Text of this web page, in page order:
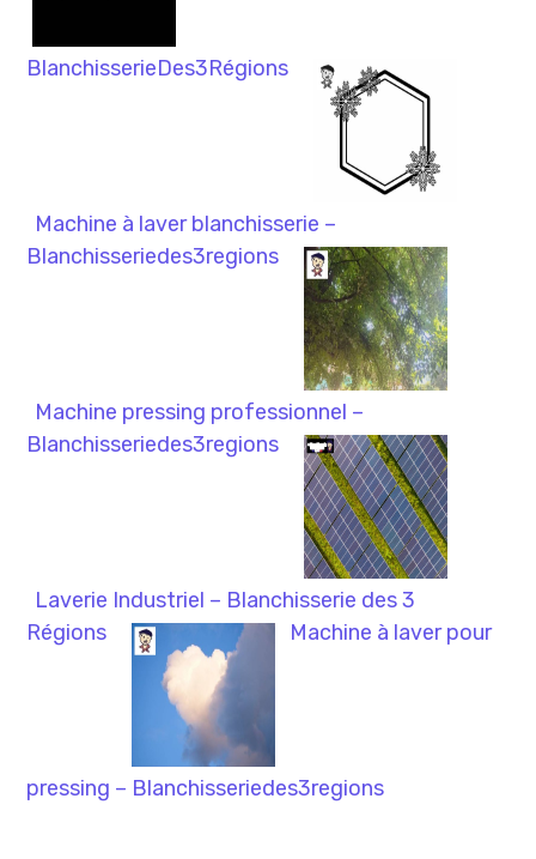
BlanchisserieDes3Régions
Machine à laver blanchisserie –
Blanchisseriedes3regions
Machine pressing professionnel –
Blanchisseriedes3regions
Laverie Industriel – Blanchisserie des 3
Régions
Machine à laver pour
pressing – Blanchisseriedes3regions